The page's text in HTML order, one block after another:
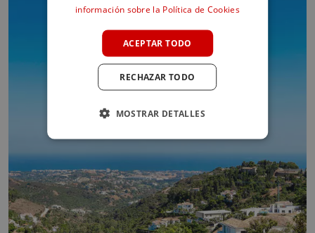
POLISH
información sobre la Política de Cookies
ACEPTAR TODO
RECHAZAR TODO
MOSTRAR DETALLES